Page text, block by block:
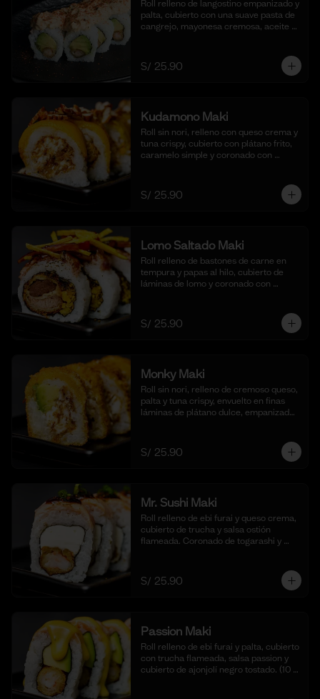
Roll relleno de langostino empanizado y
palta, cubierto con una suave pasta de
cangrejo, mayonesa cremosa, aceite
cortes).
S/ 25.90
Kudamono Maki
Roll sin nori, relleno con queso crema y
tuna crispy, cubierto con plátano frito,
caramelo simple y coronado con
S/ 25.90
Lomo Saltado Maki
Roll relleno de bastones de carne en
tempura y papas al hilo, cubierto de
láminas de lomo y coronado con
Acompañado de nuestra salsa shoyu.
(10 cortes)
S/ 25.90
Monky Maki
Roll sin nori, relleno de cremoso queso,
palta y tuna crispy, envuelto en finas
láminas de plátano dulce, empanizado
maracuyá y quinua crocante. (10
cortes).
S/ 25.90
Mr. Sushi Maki
Roll relleno de ebi furai y queso crema,
cubierto de trucha y salsa ostión
flameada. Coronado de togarashi y
S/ 25.90
Passion Maki
Roll relleno de ebi furai y palta, cubierto
con trucha flameada, salsa passion y
cubierto de ajonjolí negro tostado. (10